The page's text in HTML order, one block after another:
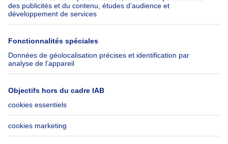
SeLoger.com
Immowelt.de
Check-list déménagement
Aide
FAQ
Accessibilité
Contactez-nous
Suivez-nous
LinkedIn